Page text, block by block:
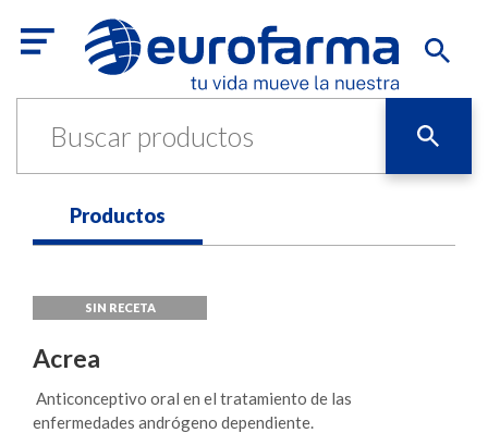
Productos
Acrea
Anticonceptivo oral en el tratamiento de las
enfermedades andrógeno dependiente.